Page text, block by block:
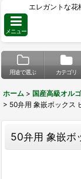
エレガントな花
メニュー
用途で選ぶ カテゴリ
ホーム > 国産高級オル
> 50弁用 象嵌ボックス
50弁用 象嵌ボ